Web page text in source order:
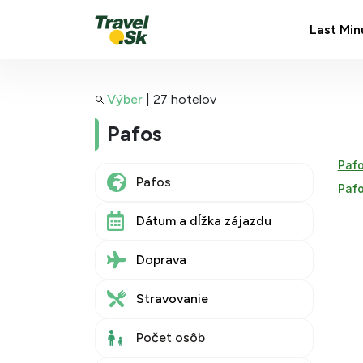
Last
Výber 27 hotelov
Pafos
Dátum a dĺžka zájazdu
Doprava
Stravovanie
Počet osôb